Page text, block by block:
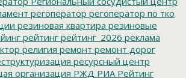
регоператор регоператор по тко
резиновая квартира резиновые
рейтинг рейтинг_2026 реклама
религия ремонт ремонт дорог
ресурсный центр
организация РЖД РИА Рейтинг